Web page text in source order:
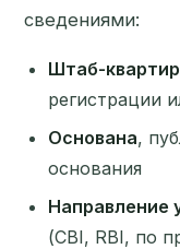
сведениями:
Штаб-
регистрации
Основана,
основания
Направление
(CBI, RBI, по